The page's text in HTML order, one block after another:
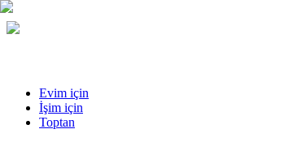
Evim için
İşim için
Toptan